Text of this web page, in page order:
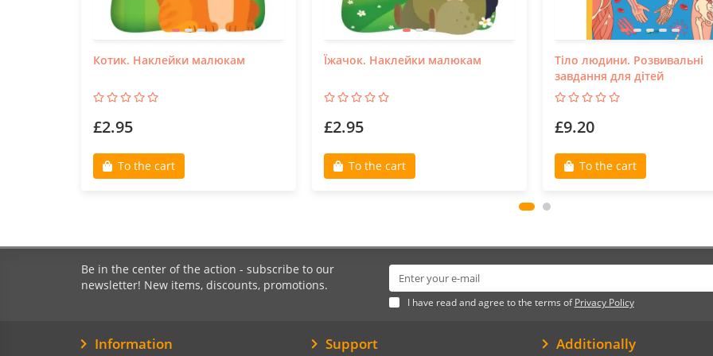
Котик. Наклейки малюкам
£2.95
To the cart
Їжачок. Наклейки малюкам
£2.95
To the cart
Тіло людини. Розвивальні
завдання для дітей
£9.20
To the cart
Be in the center of the action - subscribe to our
newsletter! New items, discounts, promotions.
I have read and agree to the terms ofPrivacy Policy
Information Support Additionally